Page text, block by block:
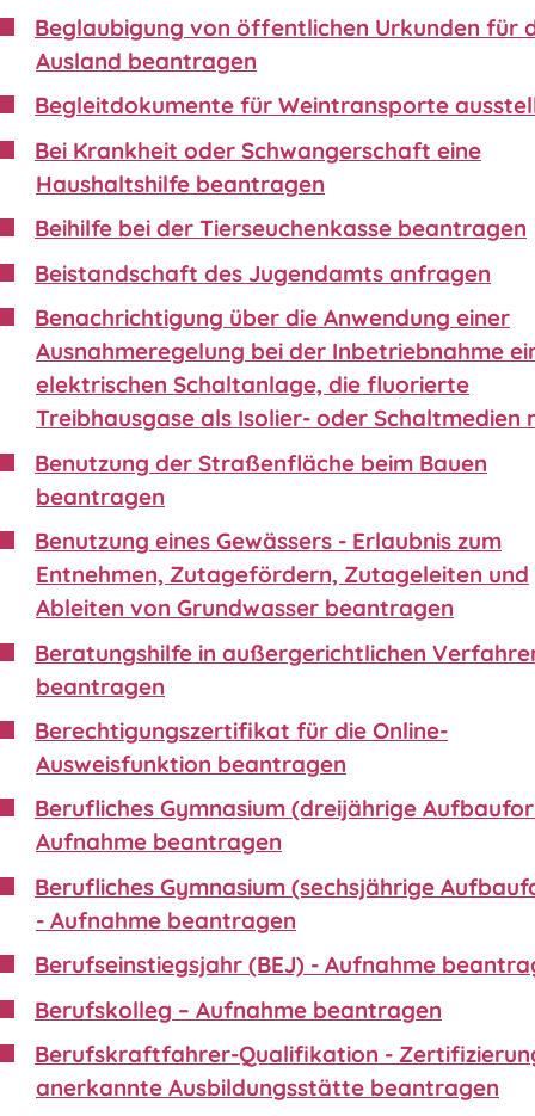
Beglaubigung von öffentlichen Urkunden für
Ausland beantragen
Begleitdokumente für Weintransporte
Bei Krankheit oder Schwangerschaft eine
Haushaltshilfe beantragen
Beihilfe bei der Tierseuchenkasse beantragen
Beistandschaft des Jugendamts anfragen
Benachrichtigung über die Anwendung einer
Ausnahmeregelung bei der Inbetriebnahme
elektrischen Schaltanlage, die fluorierte
Treibhausgase als Isolier- oder Schaltmedien
Benutzung der Straßenfläche beim Bauen
beantragen
Benutzung eines Gewässers - Erlaubnis zum
Entnehmen, Zutagefördern, Zutageleiten und
Ableiten von Grundwasser beantragen
Beratungshilfe in außergerichtlichen
beantragen
Berechtigungszertifikat für die Online-
Ausweisfunktion beantragen
Berufliches Gymnasium (dreijährige
Aufnahme beantragen
Berufliches Gymnasium (sechsjährige
- Aufnahme beantragen
Berufseinstiegsjahr (BEJ) - Aufnahme
Berufskolleg – Aufnahme beantragen
Berufskraftfahrer-Qualifikation -
anerkannte Ausbildungsstätte beantragen